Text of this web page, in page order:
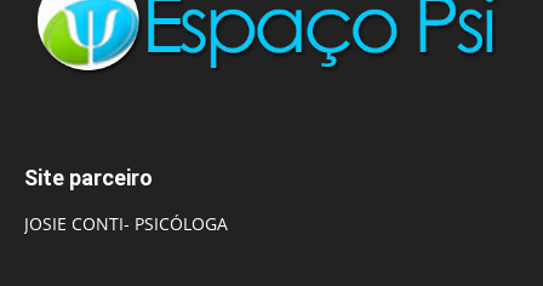
Site parceiro
JOSIE CONTI- PSICÓLOGA